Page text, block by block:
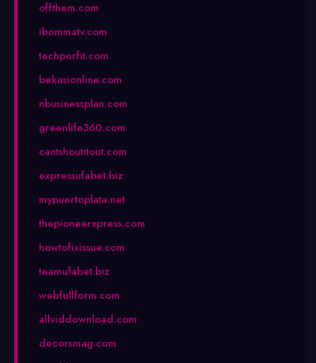
offthem.com
ibommatv.com
techporfit.com
bekasionline.com
nbusinessplan.com
greenlife360.com
cantshoutitout.com
expressufabet.biz
mypuertoplata.net
thepioneerxpress.com
howtofixissue.com
teamufabet.biz
webfullform.com
allviddownload.com
decorsmag.com